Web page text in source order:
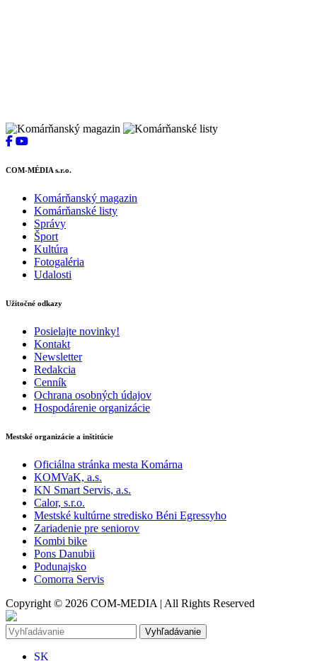
COM-MÉDIA s.r.o.
Komárňanský magazin
Komárňanské listy
Správy
Šport
Kultúra
Fotogaléria
Udalosti
Užitočné odkazy
Posielajte novinky!
Kontakt
Newsletter
Redakcia
Cenník
Ochrana osobných údajov
Hospodárenie organizácie
Mestské organizácie a inštitúcie
Oficiálna stránka mesta Komárna
KOMVaK, a.s.
KN Smart Servis, a.s.
Calor, s.r.o.
Mestské kultúrne stredisko Béni Egressyho
Zariadenie pre seniorov
Kombi bike
Pons Danubii
Podunajsko
Comorra Servis
Copyright © 2026 COM-MEDIA | All Rights Reserved
Vyhľadávanie
SK